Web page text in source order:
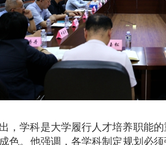
，学科是大学履行人才培养职能
色。他强调，各学科制定规划必